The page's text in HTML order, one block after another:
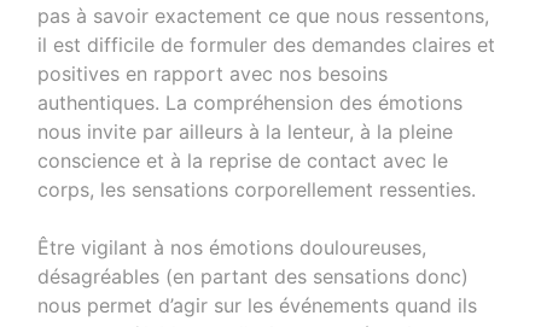
pas à savoir exactement ce que nous ressentons,
il est difficile de formuler des demandes claires et
positives en rapport avec nos besoins
authentiques. La compréhension des émotions
nous invite par ailleurs à la lenteur, à la pleine
conscience et à la reprise de contact avec le
corps, les sensations corporellement ressenties.
Être vigilant à nos émotions douloureuses,
désagréables (en partant des sensations donc)
nous permet d’agir sur les événements quand ils